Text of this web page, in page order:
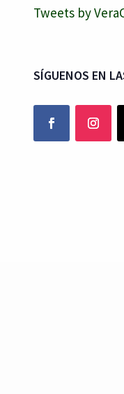
Tweets by
SÍGUENOS EN